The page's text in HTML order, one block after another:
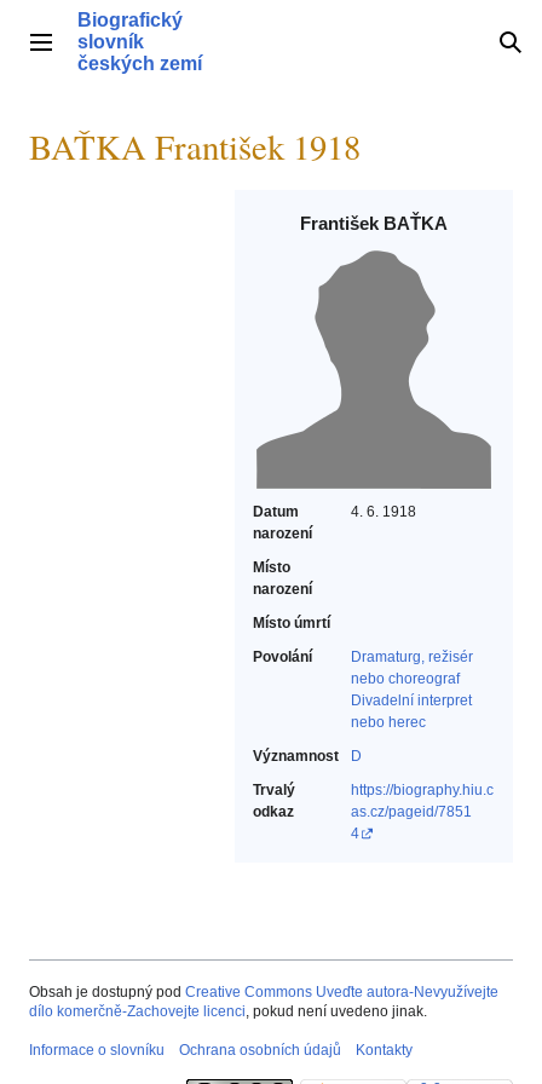
obsahHlavní menu
Biografický
slovník
českých zemí
BAŤKA František 1918
František BAŤKA
Datum
narození
4. 6. 1918
Místo
narození
Místo úmrtí
Povolání
Dramaturg, režisér
nebo choreograf‎
Divadelní interpret
nebo herec‎
Významnost
D
Trvalý
odkaz
https://biography.hiu.c
as.cz/pageid/7851
4
Obsah je dostupný pod Creative Commons Uveďte autora-Nevyužívejte
dílo komerčně-Zachovejte licenci, pokud není uvedeno jinak.
Informace o slovníku Ochrana osobních údajů Kontakty